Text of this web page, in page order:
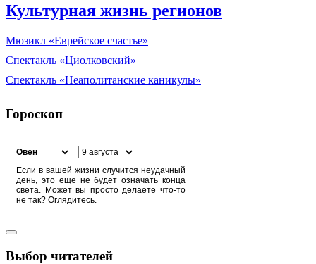
Культурная жизнь регионов
Мюзикл «Еврейское счастье»
Спектакль «Циолковский»
Спектакль «Неаполитанские каникулы»
Гороскоп
Если в вашей жизни случится неудачный
день, это еще не будет означать конца
света. Может вы просто делаете что-то
не так? Оглядитесь.
Выбор читателей